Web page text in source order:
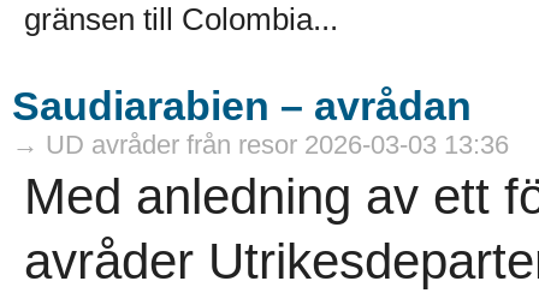
gränsen till Colombia...
Saudiarabien – avrådan
→ UD avråder från resor 2026-03-03 13:36
Med anledning av ett
avråder